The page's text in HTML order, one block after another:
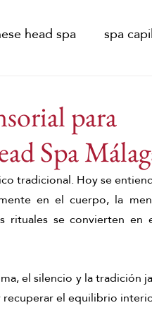
head spa spa
Japanese Head Spa
Head Spa Spa
para
Spa
tradicional. Hoy se
en el cuerpo, la
rituales se convierten en
el silencio y la tradición
el equilibrio